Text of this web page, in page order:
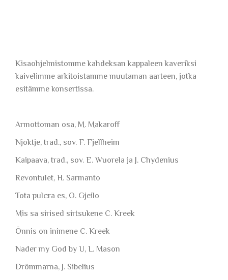
Kisaohjelmistomme kahdeksan kappaleen kaveriksi
kaivelimme arkitoistamme muutaman aarteen, jotka
esitämme konsertissa.
Armottoman osa, M. Makaroff
Njoktje, trad., sov. F. Fjellheim
Kaipaava, trad., sov. E. Wuorela ja J. Chydenius
Revontulet, H. Sarmanto
Tota pulcra es, O. Gjeilo
Mis sa sirised sirtsukene C. Kreek
Õnnis on inimene C. Kreek
Nader my God by U, L. Mason
Drömmarna, J. Sibelius